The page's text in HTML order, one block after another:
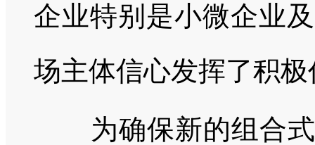
企业特别是小微企业
场主体信心发挥了积
为确保新的组合式